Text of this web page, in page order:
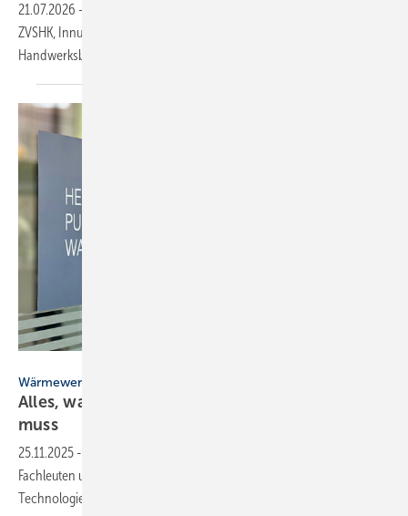
21.07.2026 -
ZVSHK, Innung SHK Berlin und Fraunhofer ISE 2 Leitfäden für
Handwerksbetriebe
Wärmewende
Alles, was man über Wärme­pum­pen wis­sen
muss
25.11.2025 -
Fach­leuten und Haus­be­sit­zer:innen alle wich­tigen Fragen rund um die
Techno­logie